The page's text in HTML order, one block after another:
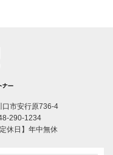
口市安行原736-4
290-1234
休日】年中無休